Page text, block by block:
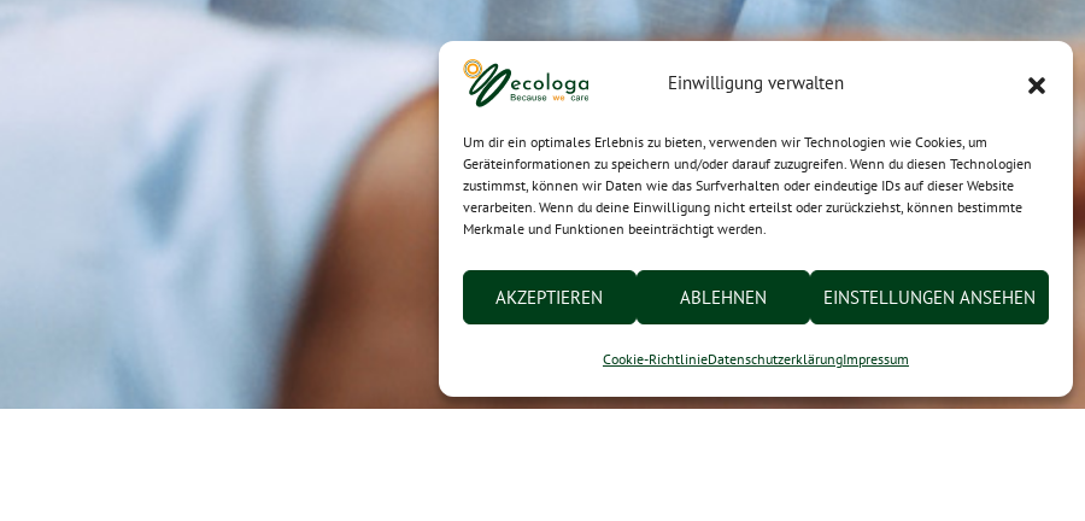
Einwilligung verwalten
Um dir ein optimales Erlebnis zu bieten, verwenden wir Technologien wie Cookies, um
Geräteinformationen zu speichern und/oder darauf zuzugreifen. Wenn du diesen Technologien
zustimmst, können wir Daten wie das Surfverhalten oder eindeutige IDs auf dieser Website
verarbeiten. Wenn du deine Einwilligung nicht erteilst oder zurückziehst, können bestimmte
Merkmale und Funktionen beeinträchtigt werden.
AKZEPTIEREN ABLEHNEN EINSTELLUNGEN ANSEHEN
Cookie-RichtlinieDatenschutzerklärungImpressum